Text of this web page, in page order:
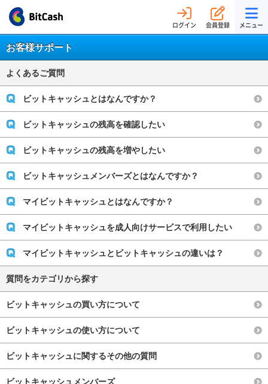
ログイン 会員登録 メニュー
お客様サポート
よくあるご質問
ビットキャッシュとはなんですか？
ビットキャッシュの残高を確認したい
ビットキャッシュの残高を増やしたい
ビットキャッシュメンバーズとはなんですか？
マイビットキャッシュとはなんですか？
マイビットキャッシュを成人向けサービスで利用したい
マイビットキャッシュとビットキャッシュの違いは？
質問をカテゴリから探す
ビットキャッシュの買い方について
ビットキャッシュの使い方について
ビットキャッシュに関するその他の質問
ビットキャッシュメンバーズ